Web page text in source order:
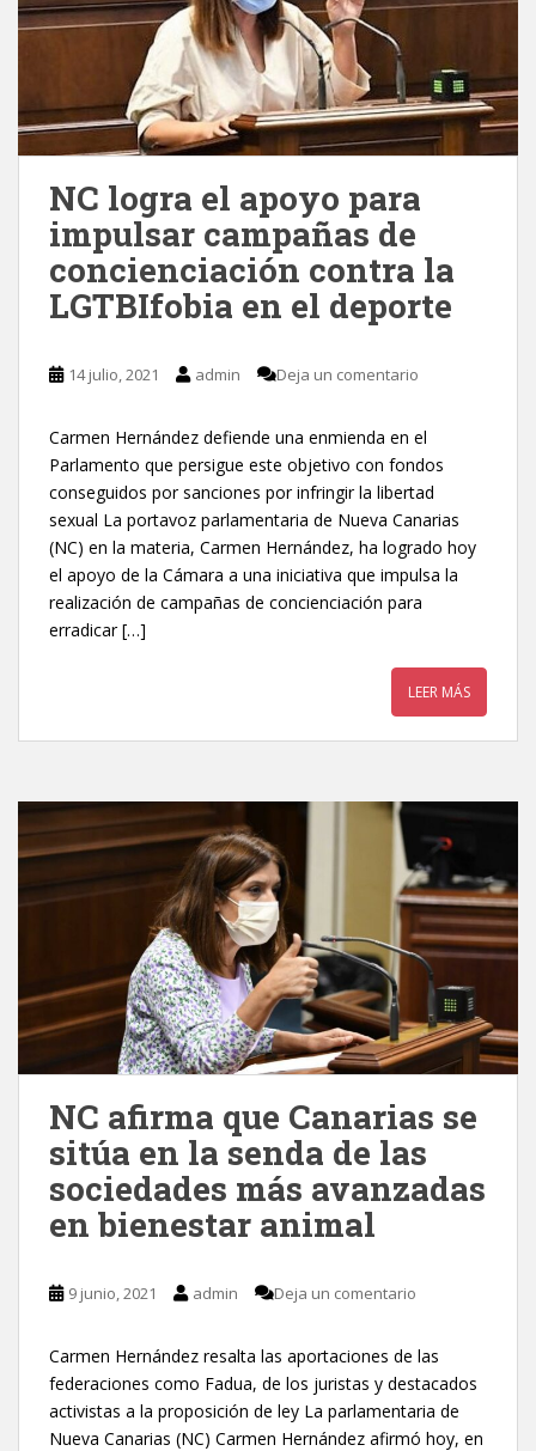
NC logra el apoyo para
impulsar campañas de
concienciación contra la
LGTBIfobia en el deporte
14 julio, 2021 admin Deja un comentario
Carmen Hernández defiende una enmienda en el
Parlamento que persigue este objetivo con fondos
conseguidos por sanciones por infringir la libertad
sexual La portavoz parlamentaria de Nueva Canarias
(NC) en la materia, Carmen Hernández, ha logrado hoy
el apoyo de la Cámara a una iniciativa que impulsa la
realización de campañas de concienciación para
erradicar […]
LEER MÁS
NC afirma que Canarias se
sitúa en la senda de las
sociedades más avanzadas
en bienestar animal
9 junio, 2021 admin Deja un comentario
Carmen Hernández resalta las aportaciones de las
federaciones como Fadua, de los juristas y destacados
activistas a la proposición de ley La parlamentaria de
Nueva Canarias (NC) Carmen Hernández afirmó hoy, en